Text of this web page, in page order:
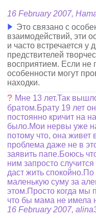
16 February 2007,
Это связано с
взаимодействий, эти
и часто встречается у
предствителей
восприятием. Если не
особенности могут
находки.
? Мне 13 лет.Так
братом.Брату 19 лет
постоянно кричит на
было.Мои нервы уже
потому что, она живет
проблема даже не в
заявить папе.Боюсь
ним запросто
даст жить
маленькую суму за
этом.Просто когда мы
что бы мама не имела
16 February 2007,